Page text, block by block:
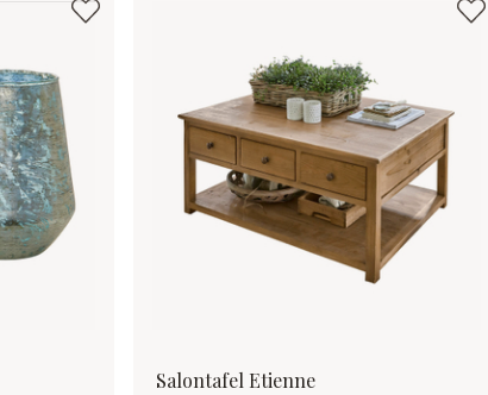
Salontafel Etienne